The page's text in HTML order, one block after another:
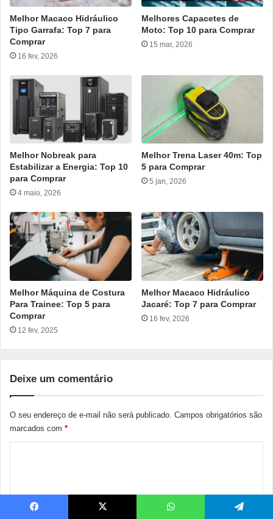
Melhor Macaco Hidráulico
Tipo Garrafa: Top 7 para
Comprar
16 fev, 2026
Melhores Capacetes de
Moto: Top 10 para Comprar
15 mar, 2026
Melhor Nobreak para
Estabilizar a Energia: Top 10
para Comprar
4 maio, 2026
Melhor Trena Laser 40m: Top
5 para Comprar
5 jan, 2026
Melhor Máquina de Costura
Para Trainee: Top 5 para
Comprar
12 fev, 2025
Melhor Macaco Hidráulico
Jacaré: Top 7 para Comprar
16 fev, 2026
Deixe um comentário
O seu endereço de e-mail não será publicado. Campos obrigatórios são
marcados com *